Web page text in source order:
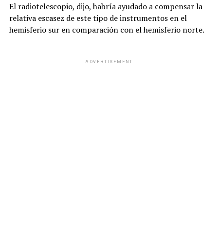
El radiotelescopio, dijo, habría ayudado a compensar la
relativa escasez de este tipo de instrumentos en el
hemisferio sur en comparación con el hemisferio norte.
ADVERTISEMENT